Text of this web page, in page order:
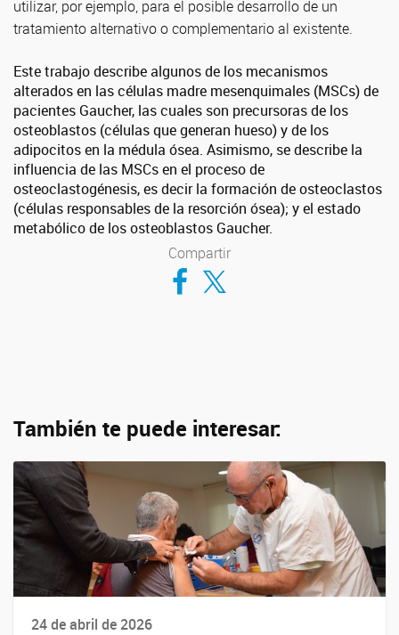
utilizar, por ejemplo, para el posible desarrollo de un
tratamiento alternativo o complementario al existente.
Este trabajo describe algunos de los mecanismos
alterados en las células madre mesenquimales (MSCs) de
pacientes Gaucher, las cuales son precursoras de los
osteoblastos (células que generan hueso) y de los
adipocitos en la médula ósea. Asimismo, se describe la
influencia de las MSCs en el proceso de
osteoclastogénesis, es decir la formación de osteoclastos
(células responsables de la resorción ósea); y el estado
metabólico de los osteoblastos Gaucher.
Compartir
Compartir en Facebook
Compartir en Twitter
También te puede interesar:
24 de abril de 2026